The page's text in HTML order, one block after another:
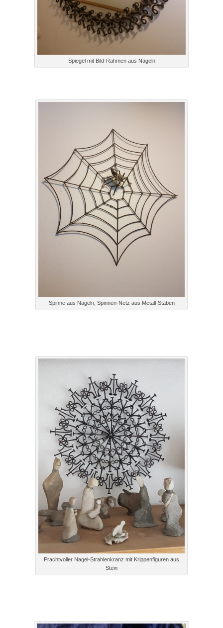
Spiegel mit Bild-Rahmen aus Nägeln
Spinne aus Nägeln, Spinnen-Netz aus Metall-Stäben
Prachtvoller Nagel-Strahlenkranz mit Krippenfiguren aus
Stein